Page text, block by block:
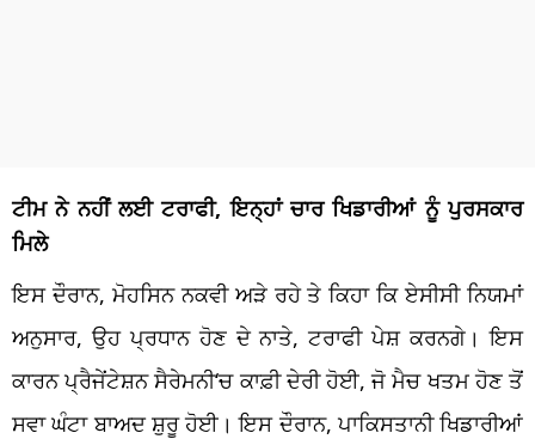
ਟੀਮ ਨੇਨਹੀਂ ਲਈ ਟਰਾਫੀ, ਇਨ੍ਹਾਂ ਚਾਰ ਖਿਡਾਰੀਆਂ ਨੂੰ ਪੁਰਸਕਾਰ
ਮਿਲੇ
ਇਸ ਦੌਰਾਨ, ਮੋਹਸਿਨ ਨਕਵੀ ਅੜੇ ਰਹੇ ਤੇ ਕਿਹਾ ਕਿ ਏਸੀਸੀ ਨਿਯਮਾਂ
ਅਨੁਸਾਰ, ਉਹ ਪ੍ਰਧਾਨ ਹੋਣ ਦੇ ਨਾਤੇ, ਟਰਾਫੀ ਪੇਸ਼ ਕਰਨਗੇ। ਇਸ
ਕਾਰਨਪ੍ਰੈਜੇਂਟੇਸ਼ਨ ਸੈਰੇਮਨੀ‘ਚ ਕਾਫ਼ੀ ਦੇਰੀ ਹੋਈ, ਜੋ ਮੈਚ ਖਤਮ ਹੋਣ ਤੋਂ
ਸਵਾਘੰਟਾ ਬਾਅਦਸ਼ੁਰੂ ਹੋਈ । ਇਸ ਦੌਰਾਨ, ਪਾਕਿਸਤਾਨੀ ਖਿਡਾਰੀਆਂ